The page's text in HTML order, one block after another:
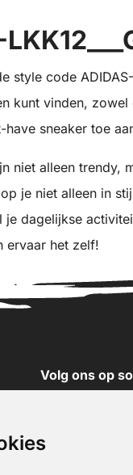
style code ADIDAS-
kunt vinden, zowel
sneaker toe
niet alleen trendy,
je niet alleen in
dagelijkse
ervaar het zelf!
Volg ons op